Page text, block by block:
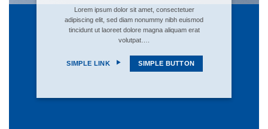
Lorem ipsum dolor sit amet, consectetuer
adipiscing elit, sed diam nonummy nibh euismod
tincidunt ut laoreet dolore magna aliquam erat
volutpat….
SIMPLE LINK SIMPLE BUTTON